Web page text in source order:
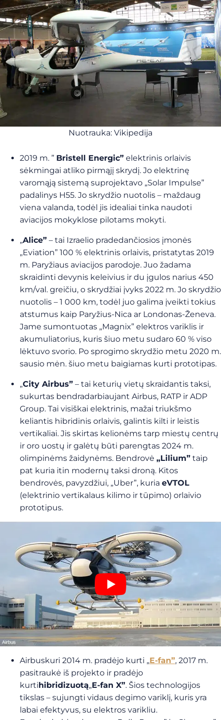
Nuotrauka: Vikipedija
2019 m. ” Bristell Energic” elektrinis orlaivis
sėkmingai atliko pirmąjį skrydį. Jo elektrinę
varomąją sistemą suprojektavo „Solar Impulse”
padalinys H55. Jo skrydžio nuotolis – maždaug
viena valanda, todėl jis idealiai tinka naudoti
aviacijos mokyklose pilotams mokyti.
„Alice” – tai Izraelio pradedančiosios įmonės
„Eviation” 100 % elektrinis orlaivis, pristatytas 2019
m. Paryžiaus aviacijos parodoje. Juo žadama
skraidinti devynis keleivius ir du įgulos narius 450
km/val. greičiu, o skrydžiai įvyks 2022 m. Jo skrydžio
nuotolis – 1 000 km, todėl juo galima įveikti tokius
atstumus kaip Paryžius-Nica ar Londonas-Ženeva.
Jame sumontuotas „Magnix” elektros variklis ir
akumuliatorius, kuris šiuo metu sudaro 60 % viso
lėktuvo svorio. Po sprogimo skrydžio metu 2020 m.
sausio mėn. šiuo metu baigiamas kurti prototipas.
„City Airbus” – tai keturių vietų skraidantis taksi,
sukurtas bendradarbiaujant Airbus, RATP ir ADP
Group. Tai visiškai elektrinis, mažai triukšmo
keliantis hibridinis orlaivis, galintis kilti ir leistis
vertikaliai. Jis skirtas kelionėms tarp miestų centrų
ir oro uostų ir galėtų būti parengtas 2024 m.
olimpinėms žaidynėms. Bendrovė „Lilium” taip
pat kuria itin modernų taksi droną. Kitos
bendrovės, pavyzdžiui, „Uber”, kuria eVTOL
(elektrinio vertikalaus kilimo ir tūpimo) orlaivio
prototipus.
Airbuskuri 2014 m. pradėjo kurti „E-fan”, 2017 m.
pasitraukė iš projekto ir pradėjo
kurtihibridizuotą„E-fan X”. Šios technologijos
tikslas – sujungti vidaus degimo variklį, kuris yra
labai efektyvus, su elektros varikliu.